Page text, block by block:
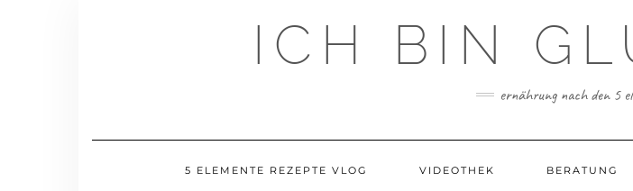
ICH BIN
ernährung nach den 5
5 ELEMENTE REZEPTE VLOG VIDEOTHEK BERATUNG